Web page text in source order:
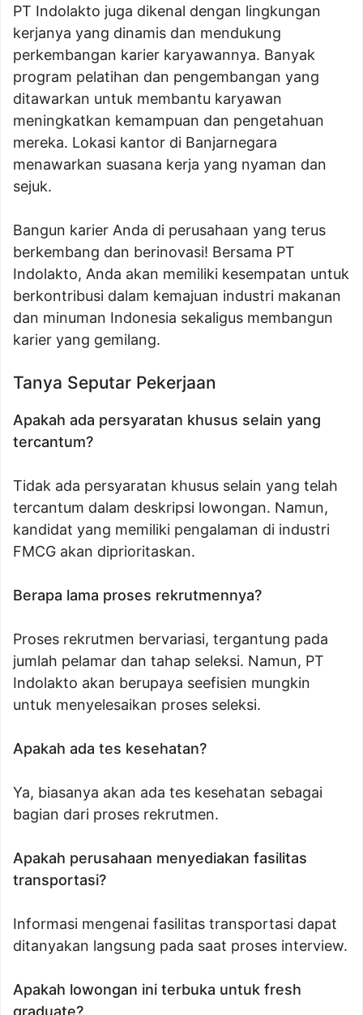
PT Indolakto juga dikenal dengan lingkungan
kerjanya yang dinamis dan mendukung
perkembangan karier karyawannya. Banyak
program pelatihan dan pengembangan yang
ditawarkan untuk membantu karyawan
meningkatkan kemampuan dan pengetahuan
mereka. Lokasi kantor di Banjarnegara
menawarkan suasana kerja yang nyaman dan
sejuk.
Bangun karier Anda di perusahaan yang terus
berkembang dan berinovasi! Bersama PT
Indolakto, Anda akan memiliki kesempatan untuk
berkontribusi dalam kemajuan industri makanan
dan minuman Indonesia sekaligus membangun
karier yang gemilang.
Tanya Seputar Pekerjaan
Apakah ada persyaratan khusus selain yang
tercantum?
Tidak ada persyaratan khusus selain yang telah
tercantum dalam deskripsi lowongan. Namun,
kandidat yang memiliki pengalaman di industri
FMCG akan diprioritaskan.
Berapa lama proses rekrutmennya?
Proses rekrutmen bervariasi, tergantung pada
jumlah pelamar dan tahap seleksi. Namun, PT
Indolakto akan berupaya seefisien mungkin
untuk menyelesaikan proses seleksi.
Apakah ada tes kesehatan?
Ya, biasanya akan ada tes kesehatan sebagai
bagian dari proses rekrutmen.
Apakah perusahaan menyediakan fasilitas
transportasi?
Informasi mengenai fasilitas transportasi dapat
ditanyakan langsung pada saat proses interview.
Apakah lowongan ini terbuka untuk fresh
graduate?